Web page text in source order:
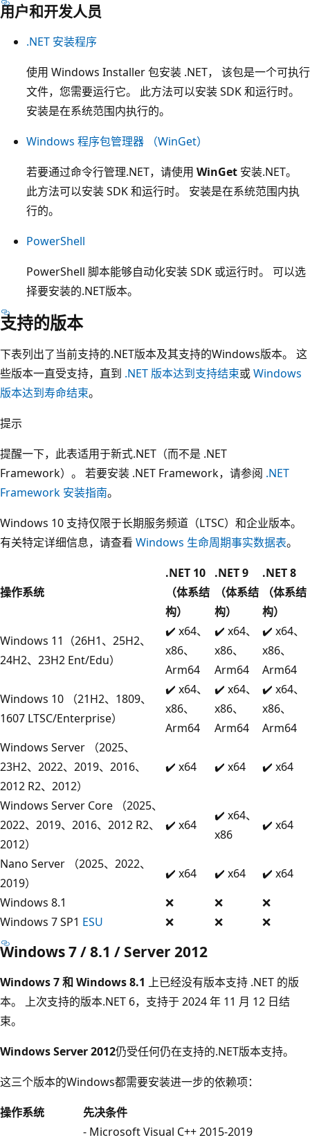
用户和开发人员
.NET 安装程序
使用 Windows Installer 包安装 .NET， 该包是一个可执行
文件，您需要运行它。 此方法可以安装 SDK 和运行时。
安装是在系统范围内执行的。
Windows 程序包管理器 （WinGet）
若要通过命令行管理.NET，请使用 WinGet 安装.NET。
此方法可以安装 SDK 和运行时。 安装是在系统范围内执
行的。
PowerShell
PowerShell 脚本能够自动化安装 SDK 或运行时。 可以选
择要安装的.NET版本。
支持的版本
下表列出了当前支持的.NET版本及其支持的Windows版本。 这
些版本一直受支持，直到 .NET 版本达到支持结束或Windows
版本达到寿命结束。
提示
提醒一下，此表适用于新式.NET（而不是 .NET
Framework）。 若要安装 .NET Framework，请参阅 .NET
Framework 安装指南。
Windows 10 支持仅限于长期服务频道（LTSC）和企业版本。
有关特定详细信息，请查看 Windows 生命周期事实数据表。
操作系统
.NET 10
（体系结
构）
.NET 9
（体系结
构）
.NET 8
（体系结
构）
Windows 11（26H1、25H2、
24H2、23H2 Ent/Edu）
✔️ x64、
x86、
Arm64
✔️ x64、
x86、
Arm64
✔️ x64、
x86、
Arm64
Windows 10 （21H2、1809、
1607 LTSC/Enterprise）
✔️ x64、
x86、
Arm64
✔️ x64、
x86、
Arm64
✔️ x64、
x86、
Arm64
Windows Server （2025、
23H2、2022、2019、2016、
2012 R2、2012）
✔️ x64 ✔️ x64 ✔️ x64
Windows Server Core （2025、
2022、2019、2016、2012 R2、
2012）
✔️ x64
✔️ x64、
x86
✔️ x64
Nano Server （2025、2022、
2019）
✔️ x64 ✔️ x64
✔️ x64
Windows 8.1
❌ ❌
❌
Windows 7 SP1 ESU ❌ ❌ ❌
Windows 7 / 8.1 / Server 2012
Windows 7 和 Windows 8.1 上已经没有版本支持 .NET 的版
本。 上次支持的版本.NET 6，支持于 2024 年 11 月 12 日结
束。
Windows Server 2012仍受任何仍在支持的.NET版本支持。
这三个版本的Windows都需要安装进一步的依赖项：
操作系统
先决条件
- Microsoft Visual C++ 2015-2019